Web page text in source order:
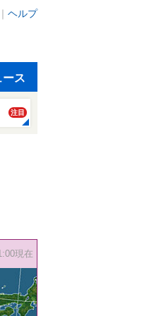
ヘルプ
ース
注目
現在